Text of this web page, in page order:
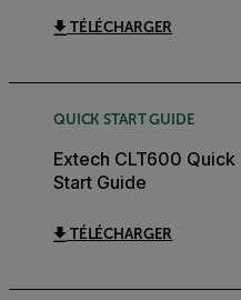
TÉLÉCHARGER
QUICK START GUIDE
Extech CLT600 Quick
Start Guide
TÉLÉCHARGER